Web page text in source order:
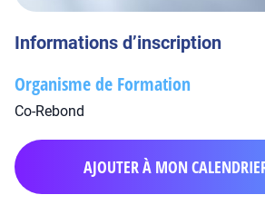
Informations d’inscription
Organisme de Formation
Co-Rebond
AJOUTER À MON